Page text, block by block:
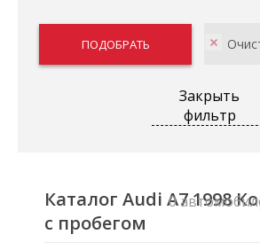
Закрыть
фильтр
Каталог Audi A7 1998
с пробегом
0